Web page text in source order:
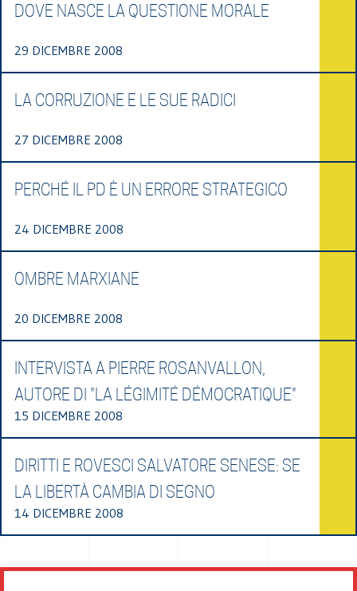
DOVE NASCE LA QUESTIONE MORALE
29 DICEMBRE 2008
LA CORRUZIONE E LE SUE RADICI
27 DICEMBRE 2008
PERCHÉ IL PD È UN ERRORE STRATEGICO
24 DICEMBRE 2008
OMBRE MARXIANE
20 DICEMBRE 2008
INTERVISTA A PIERRE ROSANVALLON,
AUTORE DI "LA LÉGIMITÉ DÉMOCRATIQUE"
15 DICEMBRE 2008
DIRITTI E ROVESCI SALVATORE SENESE: SE
LA LIBERTÀ CAMBIA DI SEGNO
14 DICEMBRE 2008